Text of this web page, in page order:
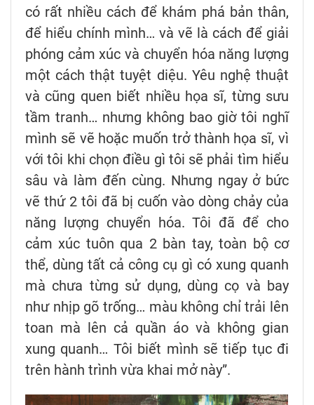
có rất nhiều cách để khám phá bản thân,
để hiểu chính mình… và vẽ là cách để giải
phóng cảm xúc và chuyển hóa năng lượng
một cách thật tuyệt diệu. Yêu nghệ thuật
và cũng quen biết nhiều họa sĩ, từng sưu
tầm tranh… nhưng không bao giờ tôi nghĩ
mình sẽ vẽ hoặc muốn trở thành họa sĩ, vì
với tôi khi chọn điều gì tôi sẽ phải tìm hiểu
sâu và làm đến cùng. Nhưng ngay ở bức
vẽ thứ 2 tôi đã bị cuốn vào dòng chảy của
năng lượng chuyển hóa. Tôi đã để cho
cảm xúc tuôn qua 2 bàn tay, toàn bộ cơ
thể, dùng tất cả công cụ gì có xung quanh
mà chưa từng sử dụng, dùng cọ và bay
như nhịp gõ trống… màu không chỉ trải lên
toan mà lên cả quần áo và không gian
xung quanh… Tôi biết mình sẽ tiếp tục đi
trên hành trình vừa khai mở này”.